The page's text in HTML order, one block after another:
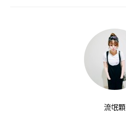
流氓顆